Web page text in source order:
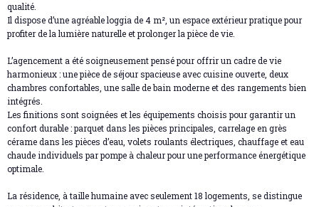
qualité.
Il dispose d’une agréable loggia de 4 m², un espace extérieur pratique pour
profiter de la lumière naturelle et prolonger la pièce de vie.
L’agencement a été soigneusement pensé pour offrir un cadre de vie
harmonieux : une pièce de séjour spacieuse avec cuisine ouverte, deux
chambres confortables, une salle de bain moderne et des rangements bien
intégrés.
Les finitions sont soignées et les équipements choisis pour garantir un
confort durable : parquet dans les pièces principales, carrelage en grès
cérame dans les pièces d’eau, volets roulants électriques, chauffage et eau
chaude individuels par pompe à chaleur pour une performance énergétique
optimale.
La résidence, à taille humaine avec seulement 18 logements, se distingue